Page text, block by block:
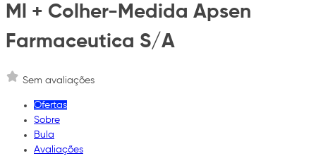
Ml + Colher-Medida Apsen
Farmaceutica S/A
Sem avaliações
Ofertas
Sobre
Bula
Avaliações